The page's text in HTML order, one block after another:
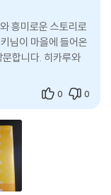
흥미로운 스토리로
님이 마을에 들어온
합니다. 히카루와
히카루가 다른 존
0 0